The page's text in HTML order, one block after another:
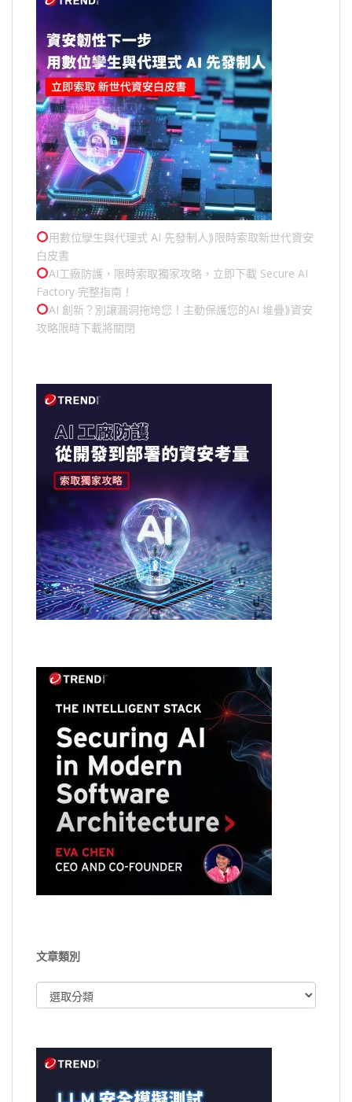
用數位孿生與代理式 AI 先發制人⟫限時索取新世代資安
白皮書
AI工廠防護，限時索取獨家攻略，立即下載 Secure AI
Factory 完整指南！
AI 創新？別讓漏洞拖垮您！主動保護您的AI 堆疊⟫資安
攻略限時下載將關閉
文章類別
章